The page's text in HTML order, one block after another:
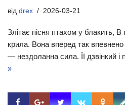
від drex 2026-03-21
Злітає пісня птахом у блакить, В
крила. Вона вперед так
— нездоланна сила. Її дзвінкий
»